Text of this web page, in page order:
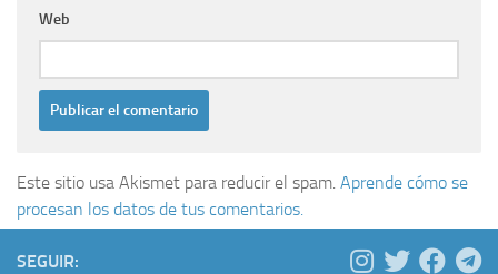
Web
Este sitio usa Akismet para reducir el spam. Aprende cómo se
procesan los datos de tus comentarios.
SEGUIR: